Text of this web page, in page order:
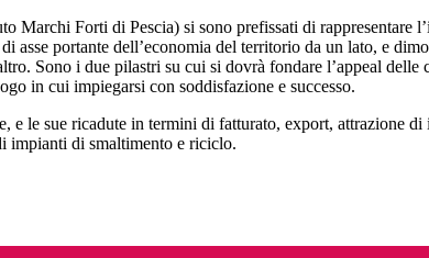
Marchi Forti di Pescia) si sono prefissati di rappresentare
asse portante dell’economia del territorio da un lato, e
Sono i due pilastri su cui si dovrà fondare l’appeal
in cui impiegarsi con soddisfazione e successo.
le sue ricadute in termini di fatturato, export, attrazione di
impianti di smaltimento e riciclo.